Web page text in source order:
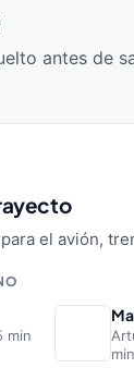
antes de
el avión,
min
min